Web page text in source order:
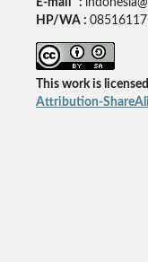
HP/WA :
This work is
Attribution-